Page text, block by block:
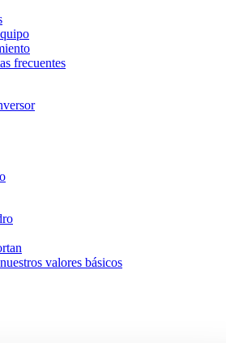
frecuentes
valores básicos